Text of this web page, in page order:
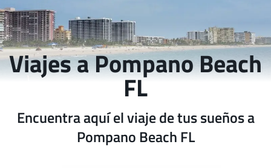
Viajes a Pompano Beach
FL
Encuentra aquí el viaje de tus sueños a
Pompano Beach FL